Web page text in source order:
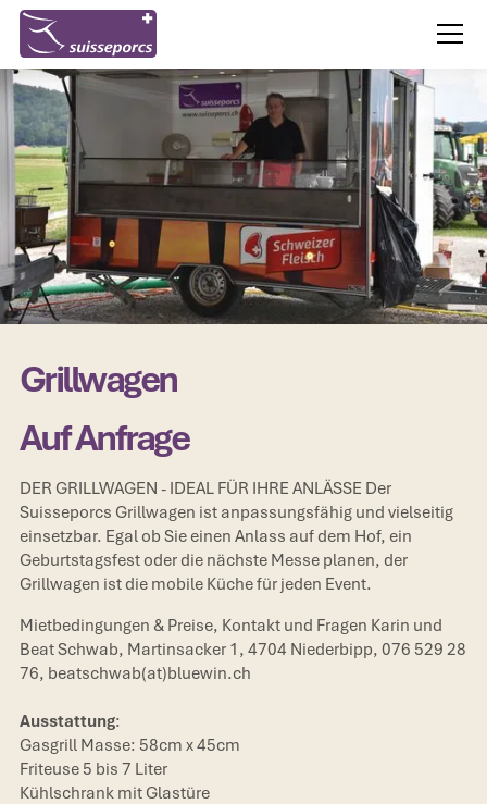
Grillwagen
Auf Anfrage
DER GRILLWAGEN - IDEAL FÜR IHRE ANLÄSSE Der
Suisseporcs Grillwagen ist anpassungsfähig und vielseitig
einsetzbar. Egal ob Sie einen Anlass auf dem Hof, ein
Geburtstagsfest oder die nächste Messe planen, der
Grillwagen ist die mobile Küche für jeden Event.
Mietbedingungen & Preise, Kontakt und Fragen Karin und
Beat Schwab, Martinsacker 1, 4704 Niederbipp, 076 529 28
76, beatschwab(at)bluewin.ch
Ausstattung:
Gasgrill Masse: 58cm x 45cm
Friteuse 5 bis 7 Liter
Kühlschrank mit Glastüre